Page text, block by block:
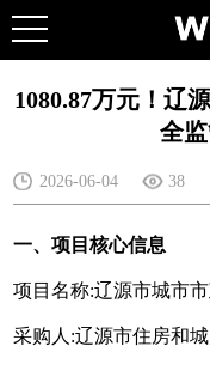
1080.87万元！辽
全
2026-06-04 38
一、项目核心信息
项目名称:辽源市城市
采购人:辽源市住房和